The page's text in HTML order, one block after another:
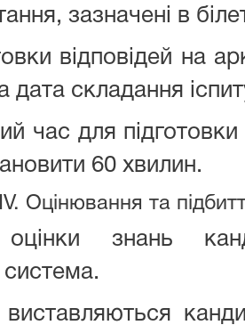
зазначені в
відповідей на
дата складання
час для підготовки
60 хвилин.
IV. Оцінювання та
знань
виставляються